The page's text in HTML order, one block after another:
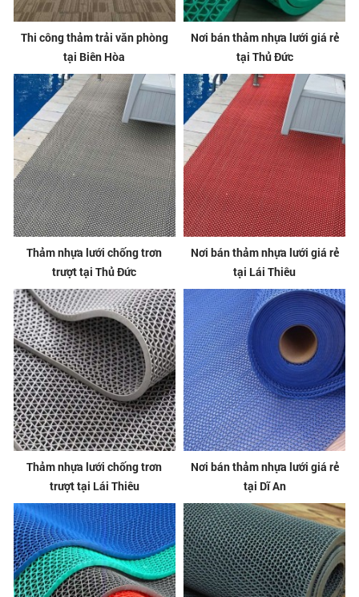
Thi công thảm trải văn phòng
tại Biên Hòa
Nơi bán thảm nhựa lưới giá rẻ
tại Thủ Đức
Thảm nhựa lưới chống trơn
trượt tại Thủ Đức
Nơi bán thảm nhựa lưới giá rẻ
tại Lái Thiêu
Thảm nhựa lưới chống trơn
trượt tại Lái Thiêu
Nơi bán thảm nhựa lưới giá rẻ
tại Dĩ An